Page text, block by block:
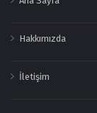
Hakkımızda
İletişim